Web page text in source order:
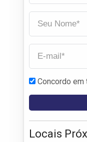
Concordo em
Locais